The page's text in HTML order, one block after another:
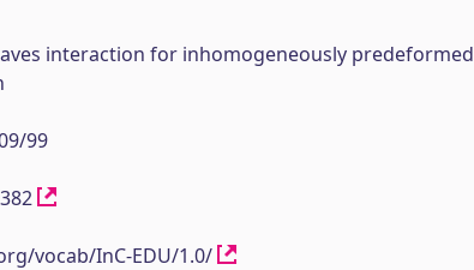
interaction for inhomogeneously predeformed
99
vocab/InC-EDU/1.0/